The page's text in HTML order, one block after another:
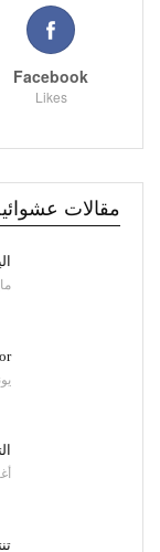
Facebook
Likes
مقالات
مايو